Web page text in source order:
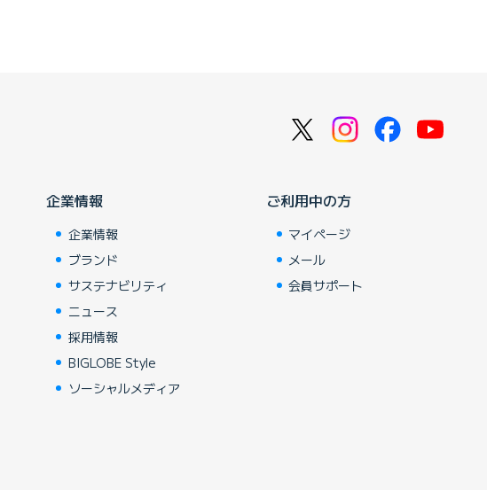
企業情報
企業情報
ブランド
サステナビリティ
ニュース
採用情報
BIGLOBE Style
ソーシャルメディア
ご利用中の方
マイページ
メール
会員サポート